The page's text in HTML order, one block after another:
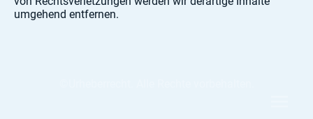
umgehend entfernen.